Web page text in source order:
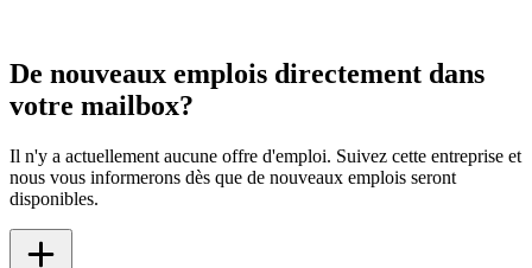
De nouveaux emplois directement dans
votre mailbox?
Il n'y a actuellement aucune offre d'emploi. Suivez cette entreprise et
nous vous informerons dès que de nouveaux emplois seront
disponibles.